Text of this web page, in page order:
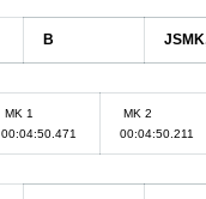
B
MK 1
00:04:50.471
MK 2
00:04:50.211